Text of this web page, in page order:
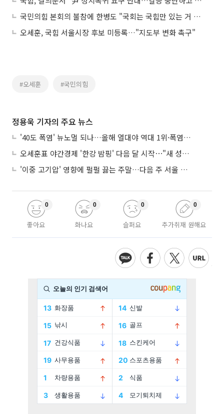
국민의힘 본회의 불참에 한병도 "국회는 국힘만 있는 거 아냐…단호히 대처”
오세훈, 국힘 서울시장 후보 미등록…"지도부 변화 촉구"
#오세훈 #국민의힘
정용욱 기자의 주요 뉴스
'40도 폭염' 뉴노멀 되나…올해 열대야 역대 1위·폭염일수 평년 3배 넘어
오세훈표 야간경제 '한강 밤핑' 다음 달 시작⋯"새 성장동력 만들 것"
'이중 고기압' 영향에 펄펄 끓는 주말…다음 주 서울 포함 서쪽이 더 덥다
좋아요
0
화나요
0
슬퍼요
0
추가취재 원해요
0